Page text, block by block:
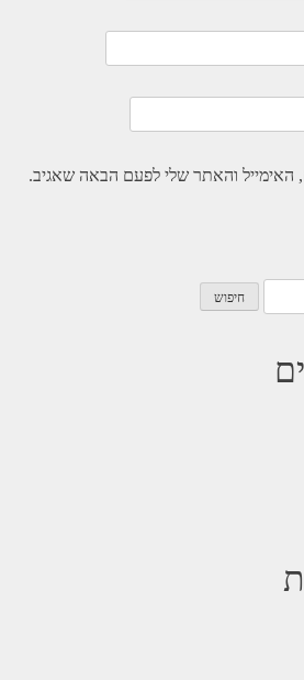
והאתר שלי לפעם הבאה שאגיב.